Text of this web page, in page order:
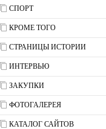
СПОРТ
КРОМЕ ТОГО
СТРАНИЦЫ ИСТОРИИ
ИНТЕРВЬЮ
ЗАКУПКИ
ФОТОГАЛЕРЕЯ
КАТАЛОГ САЙТОВ